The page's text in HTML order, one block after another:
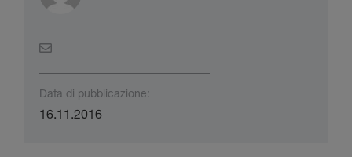
Data di pubblicazione:
16.11.2016